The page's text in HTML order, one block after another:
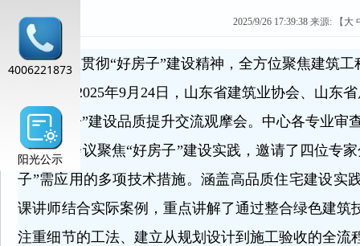
2025/9/26 17:39:38 来源: 【 大
为深入贯彻“好房子”建设精神，全方位聚焦建筑工
范住宅，2025年9月24日，山东省建筑业协会、山东
了“好房子”建设品质提升交流观摩会。中心各专业
本次会议聚焦“好房子”建设实践，邀请了四位专家
子”需应用的多项技术措施。涵盖高品质住宅建设实
课讲师结合实际案例，重点讲解了通过整合绿色建
注重细节的工法、建立从规划设计到施工验收的全
4006221873
阳光公示